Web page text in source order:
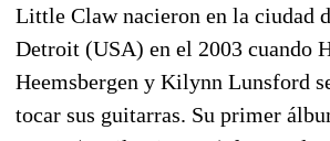
Little Claw nacieron en la ciudad
Detroit (USA) en el 2003 cuando
Heemsbergen y Kilynn Lunsford
tocar sus guitarras. Su primer